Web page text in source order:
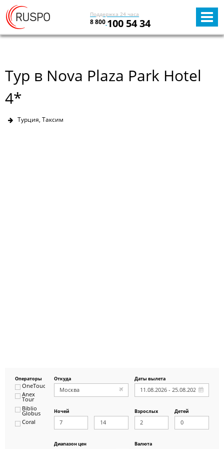
Поддержка 24 часа
8 800 100 54 34
Тур в Nova Plaza Park Hotel
4*
Турция, Таксим
Операторы
OneTouch&Travel
Anex
Tour
Biblio
Globus
Coral
Откуда Даты вылета
Ночей Взрослых Детей
Диапазон цен
Валюта